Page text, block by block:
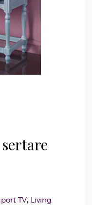
TV, Living